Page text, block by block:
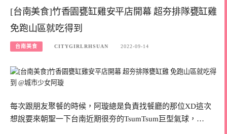
[台南美食]竹香園甕缸雞安平店開幕 超夯排隊甕缸雞
免跑山區就吃得到
台南美食 CITYGIRLRHSUAN 2022-09-14
每次跟朋友聚餐的時候，阿璇總是負責找餐廳的那位XD這次
想說要來朝聖一下台南近期很夯的TsumTsum巨型氣球，…